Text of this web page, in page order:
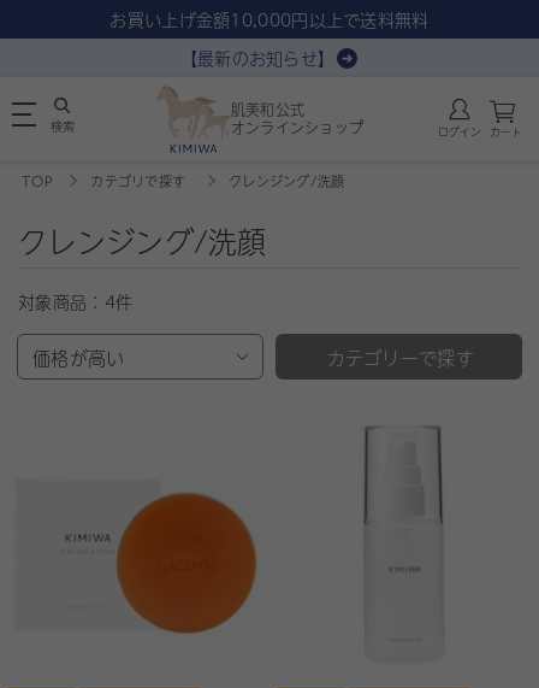
お買い上げ金額10,000円以上で送料無料
【最新のお知らせ】
肌美和公式
オンラインショップ
検索 ログイン カート
TOP カテゴリで探す クレンジング/洗顔
クレンジング/洗顔
対象商品： 4件
価格が高い カテゴリーで探す